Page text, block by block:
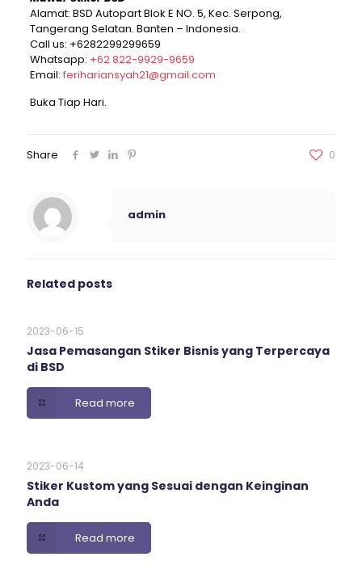
Alamat: BSD Autopart Blok E NO. 5, Kec. Serpong,
Tangerang Selatan. Banten – Indonesia.
Call us: +6282299299659
Whatsapp: +62 822-9929-9659
Email: ferihariansyah21@gmail.com
Buka Tiap Hari.
Share 0
admin
Related posts
2023-06-15
Jasa Pemasangan Stiker Bisnis yang Terpercaya
di BSD
Read more
2023-06-14
Stiker Kustom yang Sesuai dengan Keinginan
Anda
Read more